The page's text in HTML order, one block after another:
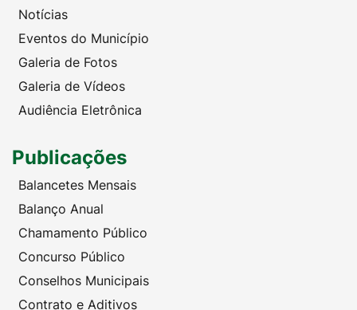
Notícias
Eventos do Município
Galeria de Fotos
Galeria de Vídeos
Audiência Eletrônica
Publicações
Balancetes Mensais
Balanço Anual
Chamamento Público
Concurso Público
Conselhos Municipais
Contrato e Aditivos